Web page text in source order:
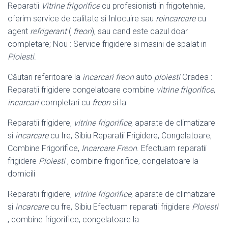
Reparatii Vitrine frigorificecu profesionisti in frigotehnie,
oferim service de calitate si Inlocuire sau reincarcarecu
agent refrigerant( freon), sau cand este cazul doar
completare; Nou : Service frigidere si masini de spalat in
Ploiesti.
Căutari referitoare la incarcari freonauto ploiestiOradea :
Reparatii frigidere congelatoare combine vitrine frigorifice,
incarcaricompletari cu freonsi la
Reparatii frigidere, vitrine frigorifice, aparate de climatizare
si incarcarecu fre, Sibiu Reparatii Frigidere, Congelatoare,
Combine Frigorifice, Incarcare Freon. Efectuam reparatii
frigidere Ploiesti, combine frigorifice, congelatoare la
domicili
Reparatii frigidere, vitrine frigorifice, aparate de climatizare
si incarcarecu fre, Sibiu Efectuam reparatii frigidere Ploiesti
, combine frigorifice, congelatoare la